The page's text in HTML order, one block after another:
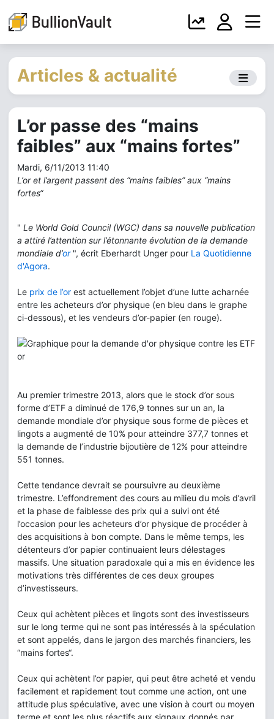
Articles & actualité
L’or passe des “mains
faibles” aux “mains fortes”
Mardi, 6/11/2013 11:40
L’or et l’argent passent des “mains faibles” aux “mains
fortes“
" Le World Gold Council (WGC) dans sa nouvelle publication
a attiré l’attention sur l’étonnante évolution de la demande
mondiale d’or", écrit Eberhardt Unger pour La Quotidienne
d'Agora.
Le prix de l’or est actuellement l’objet d’une lutte acharnée
entre les acheteurs d’or physique (en bleu dans le graphe
ci-dessous), et les vendeurs d’or-papier (en rouge).
Au premier trimestre 2013, alors que le stock d’or sous
forme d’ETF a diminué de 176,9 tonnes sur un an, la
demande mondiale d’or physique sous forme de pièces et
lingots a augmenté de 10% pour atteindre 377,7 tonnes et
la demande de l’industrie bijoutière de 12% pour atteindre
551 tonnes.
Cette tendance devrait se poursuivre au deuxième
trimestre. L’effondrement des cours au milieu du mois d’avril
et la phase de faiblesse des prix qui a suivi ont été
l’occasion pour les acheteurs d’or physique de procéder à
des acquisitions à bon compte. Dans le même temps, les
détenteurs d’or papier continuaient leurs délestages
massifs. Une situation paradoxale qui a mis en évidence les
motivations très différentes de ces deux groupes
d’investisseurs.
Ceux qui achètent pièces et lingots sont des investisseurs
sur le long terme qui ne sont pas intéressés à la spéculation
et sont appelés, dans le jargon des marchés financiers, les
“mains fortes“.
Ceux qui achètent l’or papier, qui peut être acheté et vendu
facilement et rapidement tout comme une action, ont une
attitude plus spéculative, avec une vision à court ou moyen
terme et sont les plus réactifs aux signaux donnés par